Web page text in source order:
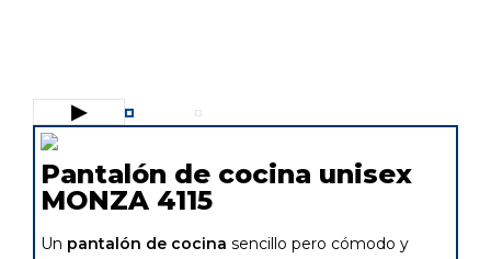
▶
Pantalón de cocina unisex
MONZA 4115
Un pantalón de cocina sencillo pero cómodo y